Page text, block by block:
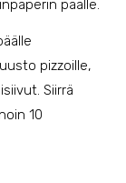
päälle.
pizzoille,
Siirrä
10